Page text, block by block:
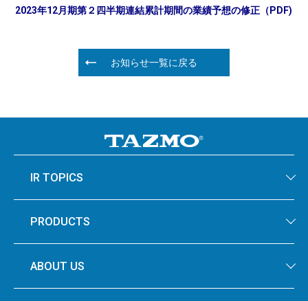
2023年12月期第２四半期連結累計期間の業績予想の修正（PDF)
お知らせ一覧に戻る
IR TOPICS
PRODUCTS
ABOUT US